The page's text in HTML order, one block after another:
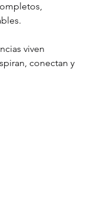
viven
conectan y